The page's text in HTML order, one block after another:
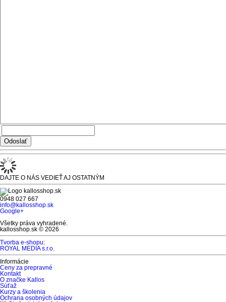
DAJTE O NÁS VEDIEŤ AJ OSTATNÝM
0948 027 667
info@kallosshop.sk
Google+
Všetky práva vyhradené.
kallosshop.sk © 2026
Tvorba e-shopu:
ROYAL MEDIA s.r.o.
Informácie
Ceny za prepravné
Kontakt
O značke Kallos
Súťaž
Kurzy a školenia
Ochrana osobných údajov